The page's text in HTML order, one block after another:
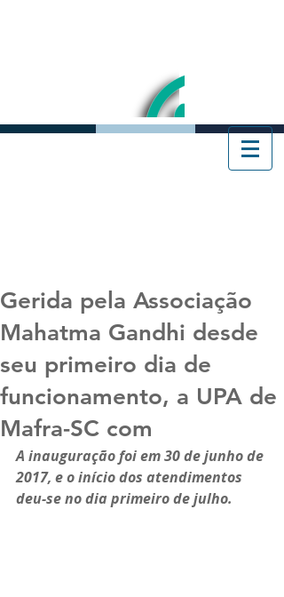
Gerida pela Associação
Mahatma Gandhi desde
seu primeiro dia de
funcionamento, a UPA de
Mafra-SC com
A inauguração foi em 30 de junho de
2017, e o início dos atendimentos
deu-se no dia primeiro de julho.